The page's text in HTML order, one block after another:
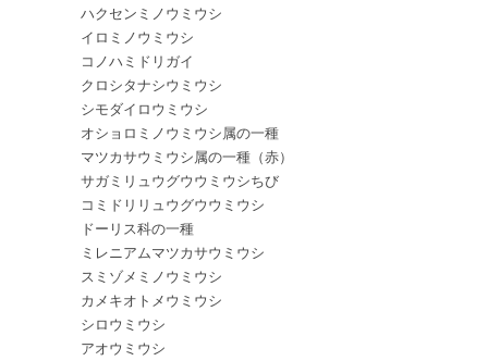
ハクセンミノウミウシ
イロミノウミウシ
コノハミドリガイ
クロシタナシウミウシ
シモダイロウミウシ
オショロミノウミウシ属の一種
マツカサウミウシ属の一種（赤）
サガミリュウグウウミウシちび
コミドリリュウグウウミウシ
ドーリス科の一種
ミレニアムマツカサウミウシ
スミゾメミノウミウシ
カメキオトメウミウシ
シロウミウシ
アオウミウシ